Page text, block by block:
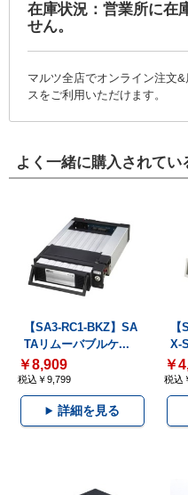
在庫状況：営業所に在
せん。
マルツ全店でオンライン注文
スをご利用いただけます。
よく一緒に購入されてい
【SA3-RC1-BKZ】SA
TAリムーバブルケ...
￥8,909
税込￥9,799
詳細を見る
X-
￥
税込